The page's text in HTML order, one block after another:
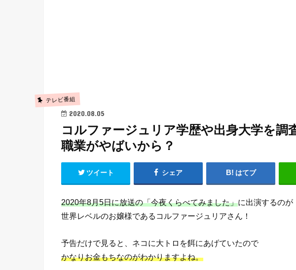
テレビ番組
2020.08.05
コルファージュリア学歴や出身大学を調
職業がやばいから？
ツイート シェア はてブ
2020年8月5日に放送の「今夜くらべてみました」に出演するのが
世界レベルのお嬢様であるコルファージュリアさん！
予告だけで見ると、ネコに大トロを餌にあげていたので
かなりお金もちなのがわかりますよね。